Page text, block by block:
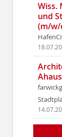
Wiss.
und
(m/w/